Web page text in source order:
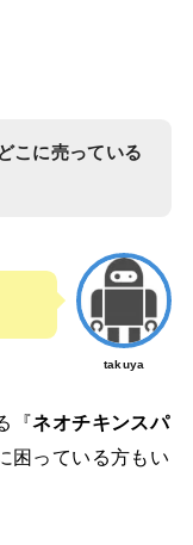
こに売っている
takuya
『ネオチキンスパ
困っている方もい